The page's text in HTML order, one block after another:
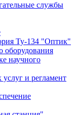
службы
Ту-134 "Оптик"
оборудования
научного
и регламент